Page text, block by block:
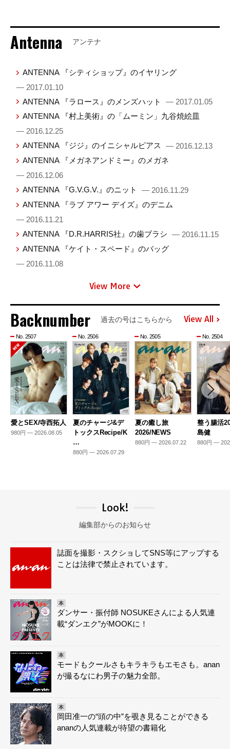
Antenna アンテナ
ANTENNA 『シティショップ』のイヤリング
— 2017.01.10
ANTENNA 『ラロース』のメンズハット
— 2017.01.05
ANTENNA 『村上美術』の「ムーミン」九谷焼絵皿
— 2016.12.25
ANTENNA 『ジジ』のイニシャルピアス
— 2016.12.13
ANTENNA 『メガネアンドミー』のメガネ
— 2016.12.06
ANTENNA 『G.V.G.V.』のニット
— 2016.11.29
ANTENNA 『ラブ アワー デイズ』のデニム
— 2016.11.21
ANTENNA 『D.R.HARRIS社』の歯ブラシ — 2016.11.15
ANTENNA 『ケイト・スペード』のバッグ
— 2016.11.08
View More
Backnumber 過去の号はこちらから View All
No. 2507
愛とSEX/寺西拓人
980円 — 2026.08.05
No. 2506
夏のチャージ&デ
トックスRecipe/K
…
880円 — 2026.07.29
No. 2505
夏の癒し旅
2026/NEWS
880円 — 2026.07.22
No. 2504
整う腸活
島健
880円 —
Look!
編集部からのお知らせ
誌面を撮影・スクショしてSNS等にアップする
ことは法律で禁止されています。
本
ダンサー・振付師 NOSUKEさんによる人気連
載“ダンエク”がMOOKに！
本
モードもクールさもキラキラもエモさも。anan
が撮るなにわ男子の魅力全部。
本
岡田准一の“頭の中”を覗き見ることができる
ananの人気連載が待望の書籍化